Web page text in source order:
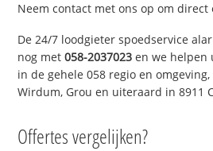
Neem contact met ons op om direct
De 24/7 loodgieter spoedservice
nog met058-2037023 en we helpen
in de gehele 058 regio en
Wirdum, Grou en uiteraard in 8911
Offertes vergelijken?